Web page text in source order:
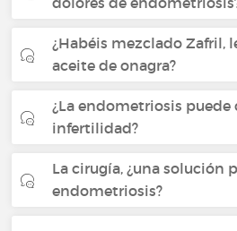
¿Habéis mezclado Zafril,
aceite de onagra?
¿La endometriosis puede
infertilidad?
La cirugía, ¿una solución
endometriosis?